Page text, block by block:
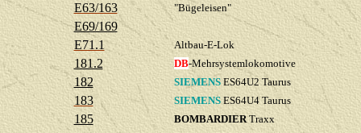
E63/163 "Bügeleisen"
E69/169
E71.1
Altbau-E-Lok
181.2 DB-Mehrsystemlokomotive
182 SIEMENSES64U2 Taurus
183 SIEMENSES64U4 Taurus
185 BOMBARDIERTraxx